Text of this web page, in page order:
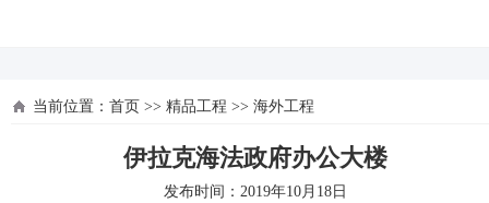
当前位置： 首页 >> 精品工程 >> 海外工程
伊拉克海法政府办公大楼
发布时间：2019年10月18日